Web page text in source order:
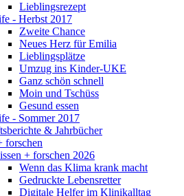
Lieblingsrezept
- Herbst 2017
Zweite Chance
Neues Herz für Emilia
Lieblingsplätze
Umzug ins Kinder-UKE
Ganz schön schnell
Moin und Tschüss
Gesund essen
- Sommer 2017
& Jahrbücher
forschen
+ forschen 2026
Wenn das Klima krank macht
Gedruckte Lebensretter
Digitale Helfer im Klinikalltag